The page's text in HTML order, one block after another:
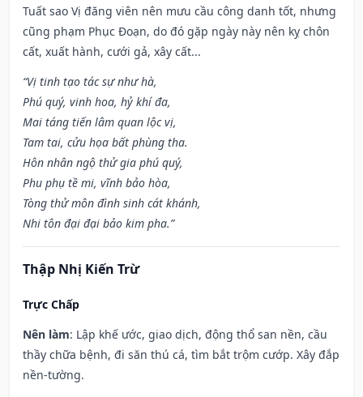
Tuất sao Vị đăng viên nên mưu cầu công danh tốt, nhưng
cũng phạm Phục Đoạn, do đó gặp ngày này nên kỵ chôn
cất, xuất hành, cưới gả, xây cất...
“Vị tinh tạo tác sự như hà,
Phú quý, vinh hoa, hỷ khí đa,
Mai táng tiến lâm quan lộc vị,
Tam tai, cửu họa bất phùng tha.
Hôn nhân ngộ thử gia phú quý,
Phu phụ tề mi, vĩnh bảo hòa,
Tòng thử môn đình sinh cát khánh,
Nhi tôn đại đại bảo kim pha.”
Thập Nhị Kiến Trừ
Trực Chấp
Nên làm: Lập khế ước, giao dịch, động thổ san nền, cầu
thầy chữa bệnh, đi săn thú cá, tìm bắt trộm cướp. Xây đắp
nền-tường.